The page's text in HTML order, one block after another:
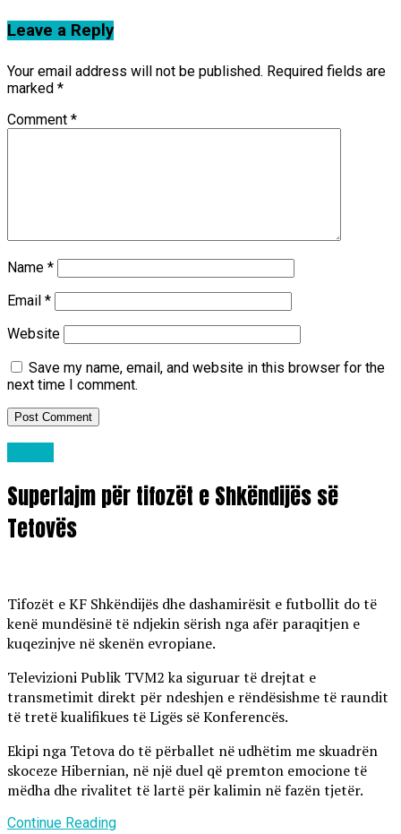
Leave a Reply
Your email address will not be published. Required fields are
marked *
Comment *
Name *
Email *
Website
Save my name, email, and website in this browser for the
next time I comment.
Superlajm për tifozët e Shkëndijës së
Tetovës
Tifozët e KF Shkëndijës dhe dashamirësit e futbollit do të
kenë mundësinë të ndjekin sërish nga afër paraqitjen e
kuqezinjve në skenën evropiane.
Televizioni Publik TVM2 ka siguruar të drejtat e
transmetimit direkt për ndeshjen e rëndësishme të raundit
të tretë kualifikues të Ligës së Konferencës.
Ekipi nga Tetova do të përballet në udhëtim me skuadrën
skoceze Hibernian, në një duel që premton emocione të
mëdha dhe rivalitet të lartë për kalimin në fazën tjetër.
Continue Reading